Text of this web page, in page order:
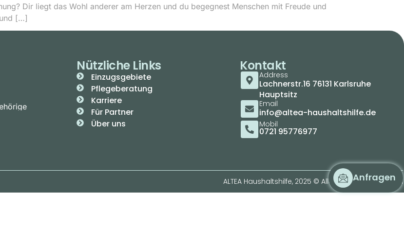
Dir liegt das Wohl anderer am Herzen und du begegnest Menschen mit Freude und
[…]
Anfragen
Nützliche Links
Einzugsgebiete
Pflegeberatung
Karriere
Für Partner
Über uns
Kontakt
Address
Lachnerstr.16 76131 Karlsruhe
Hauptsitz
Email
info@altea-haushaltshilfe.de
Mobil
0721 95776977
ALTEA Haushaltshilfe, 2025 © Alle Rechte vorbehalten